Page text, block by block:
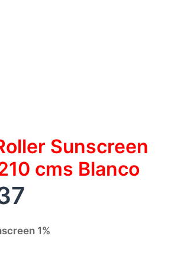
Sunscreen
cms Blanco
1%